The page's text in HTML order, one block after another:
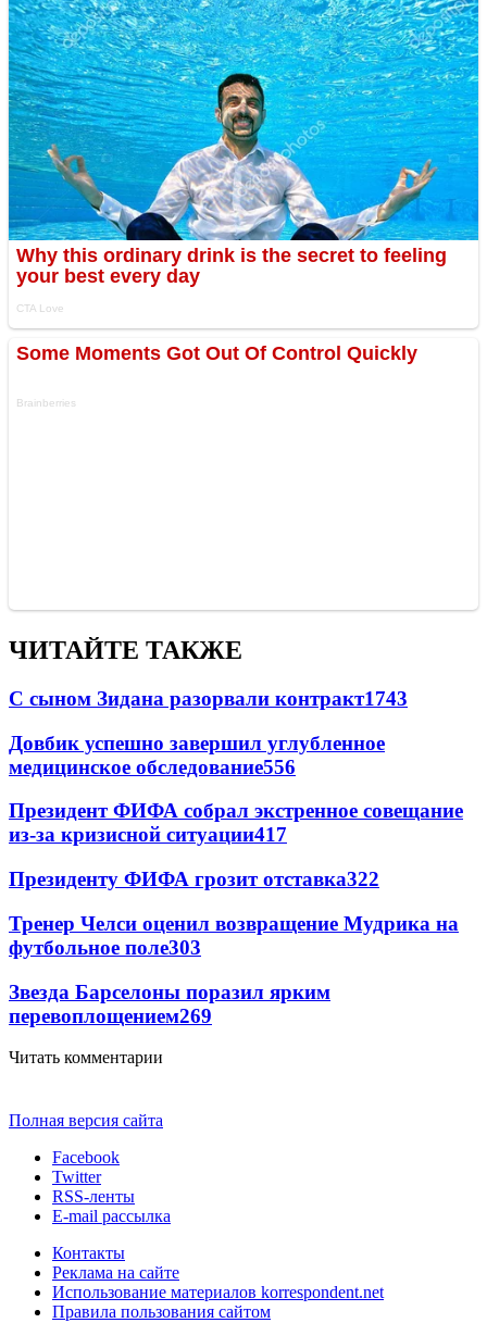
ЧИТАЙТЕ ТАКЖЕ
С сыном Зидана разорвали контракт1743
Довбик успешно завершил углубленное
медицинское обследование556
Президент ФИФА собрал экстренное совещание
из-за кризисной ситуации417
Президенту ФИФА грозит отставка322
Тренер Челси оценил возвращение Мудрика на
футбольное поле303
Звезда Барселоны поразил ярким
перевоплощением269
Читать комментарии
Полная версия сайта
Facebook
Twitter
RSS-ленты
E-mail рассылка
Контакты
Реклама на сайте
Использование материалов korrespondent.net
Правила пользования сайтом